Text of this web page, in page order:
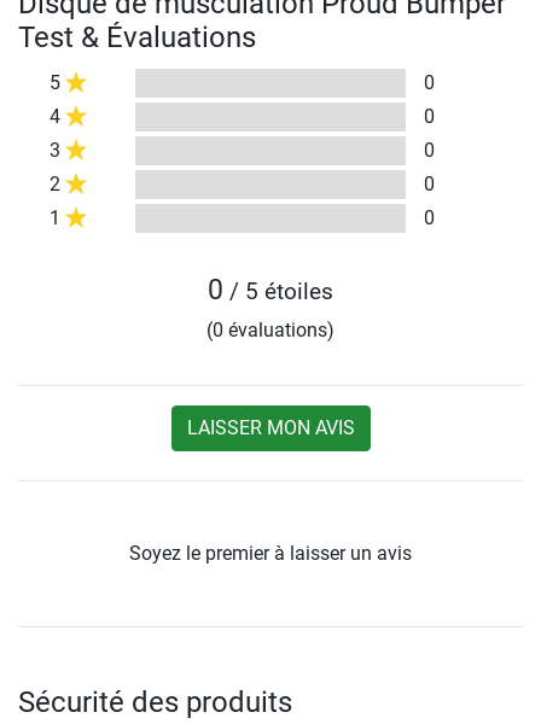
Test & Évaluations
5
0
4
0
3
0
2
0
1
0
0 / 5 étoiles
(0 évaluations)
LAISSER MON AVIS
Soyez le premier à laisser un avis
Sécurité des produits